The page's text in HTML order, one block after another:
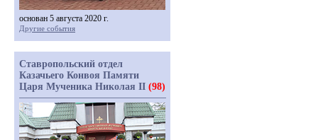
основан 5 августа 2020 г.
Другие события
Ставропольский отдел
Казачьего Конвоя Памяти
Царя Мученика Николая II (98)